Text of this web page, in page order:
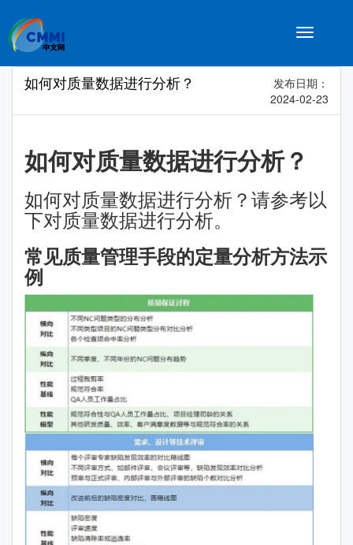
Toggle
如何对质量数据进行分析？
发布日期：
2024-02-23
如何对质量数据进行分析？
如何对质量数据进行分析？请参考以
下对质量数据进行分析。
常见质量管理手段的定量分析方法示
例